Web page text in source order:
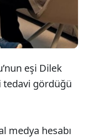
eşi Dilek
tedavi gördüğü
medya hesabı